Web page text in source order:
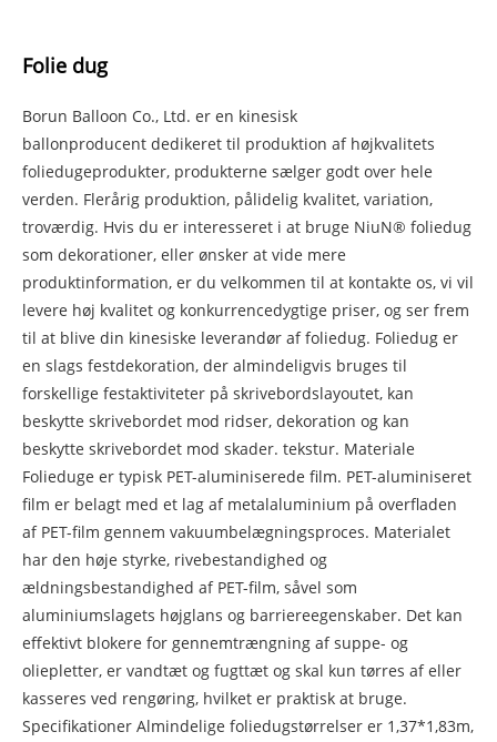
Folie dug
Borun Balloon Co., Ltd. er en kinesisk
ballonproducent dedikeret til produktion af højkvalitets
foliedugeprodukter, produkterne sælger godt over hele
verden. Flerårig produktion, pålidelig kvalitet, variation,
troværdig. Hvis du er interesseret i at bruge NiuN® foliedug
som dekorationer, eller ønsker at vide mere
produktinformation, er du velkommen til at kontakte os, vi vil
levere høj kvalitet og konkurrencedygtige priser, og ser frem
til at blive din kinesiske leverandør af foliedug. Foliedug er
en slags festdekoration, der almindeligvis bruges til
forskellige festaktiviteter på skrivebordslayoutet, kan
beskytte skrivebordet mod ridser, dekoration og kan
beskytte skrivebordet mod skader. tekstur. Materiale
Folieduge er typisk PET-aluminiserede film. PET-aluminiseret
film er belagt med et lag af metalaluminium på overfladen
af ​​PET-film gennem vakuumbelægningsproces. Materialet
har den høje styrke, rivebestandighed og
ældningsbestandighed af PET-film, såvel som
aluminiumslagets højglans og barriereegenskaber. Det kan
effektivt blokere for gennemtrængning af suppe- og
oliepletter, er vandtæt og fugttæt og skal kun tørres af eller
kasseres ved rengøring, hvilket er praktisk at bruge.
Specifikationer Almindelige foliedugstørrelser er 1,37*1,83m,